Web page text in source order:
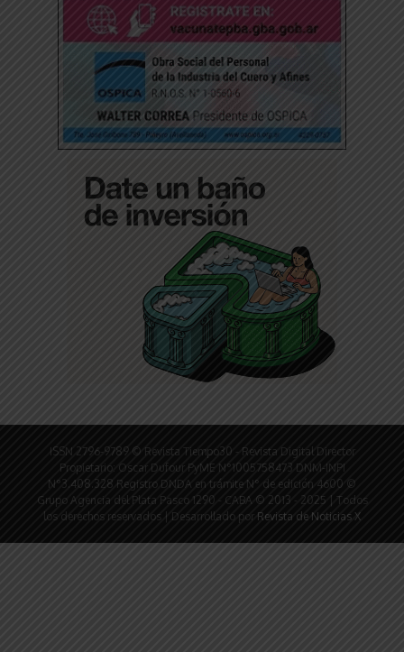
ISSN 2796-9789 © Revista Tiempo30 - Revista Digital Director
Propietario: Oscar Dufour PyME N°1005758473 DNM-INPI
N°3.408.328 Registro DNDA en trámite N° de edición 4600 ©
Grupo Agencia del Plata Pasco 1290 - CABA © 2013 - 2025 | Todos
los derechos reservados | Desarrollado por Revista de Noticias X